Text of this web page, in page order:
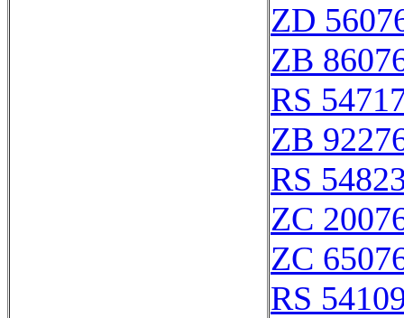
ZD
ZB
RS
ZB
RS
ZC
ZC
RS